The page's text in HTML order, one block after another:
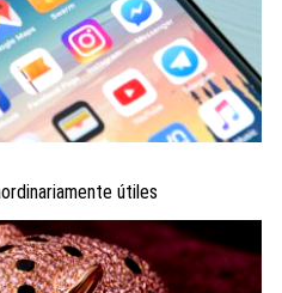
útiles